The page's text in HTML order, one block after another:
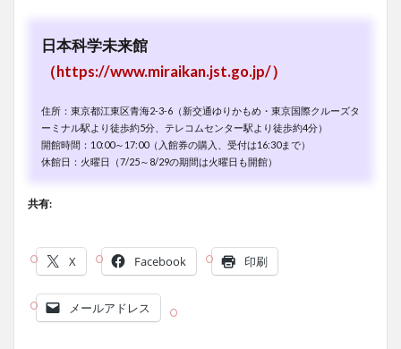
日本科学未来館
（https://www.miraikan.jst.go.jp/）
住所：東京都江東区青海2-3-6（新交通ゆりかもめ・東京国際クルーズタ
ーミナル駅より徒歩約5分、テレコムセンター駅より徒歩約4分）
開館時間：10:00～17:00（入館券の購入、受付は16:30まで）
休館日：火曜日（7/25～8/29の期間は火曜日も開館）
共有:
X Facebook 印刷
メールアドレス